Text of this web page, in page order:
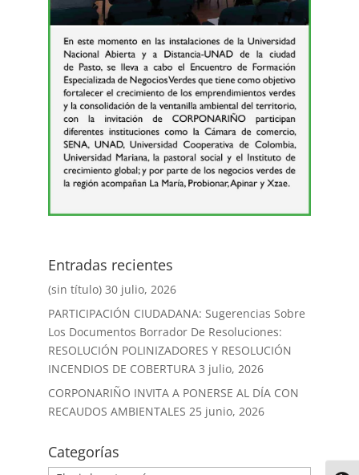
Entradas recientes
(sin título) 30 julio, 2026
PARTICIPACIÓN CIUDADANA: Sugerencias Sobre
Los Documentos Borrador De Resoluciones:
RESOLUCIÓN POLINIZADORES Y RESOLUCIÓN
INCENDIOS DE COBERTURA 3 julio, 2026
CORPONARIÑO INVITA A PONERSE AL DÍA CON
RECAUDOS AMBIENTALES 25 junio, 2026
Categorías